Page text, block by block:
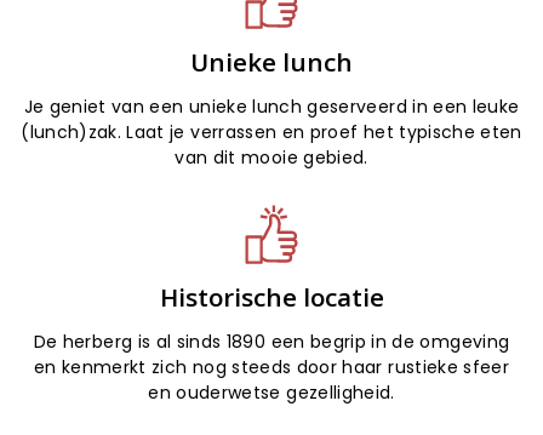
Unieke lunch
Je geniet van een unieke lunch geserveerd in een leuke
(lunch)zak. Laat je verrassen en proef het typische eten
van dit mooie gebied.
Historische locatie
De herberg is al sinds 1890 een begrip in de omgeving
en kenmerkt zich nog steeds door haar rustieke sfeer
en ouderwetse gezelligheid.